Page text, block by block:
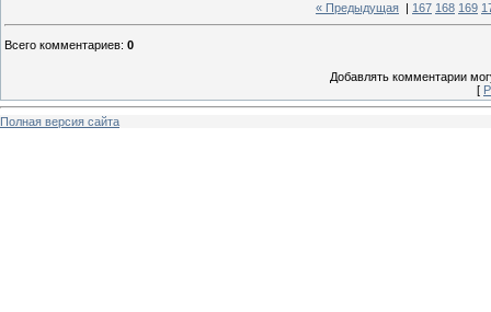
« Предыдущая 167 168 169
Всего комментариев: 0
Добавлять комментарии
[
Полная версия сайта